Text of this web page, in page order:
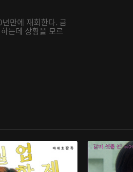
만에 재회한다. 금
는데 상황을 모르